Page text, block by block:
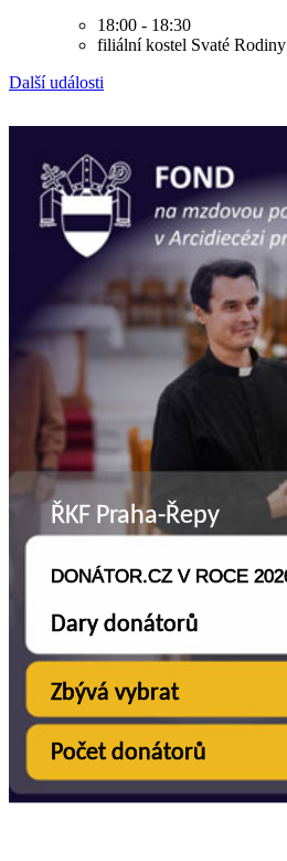
18:00 - 18:30
filiální kostel Svaté Rodiny
Další události